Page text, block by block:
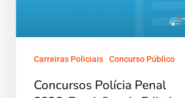
de
EditaisCarreiras Policiais Concurso Público
Concursos Polícia Penal